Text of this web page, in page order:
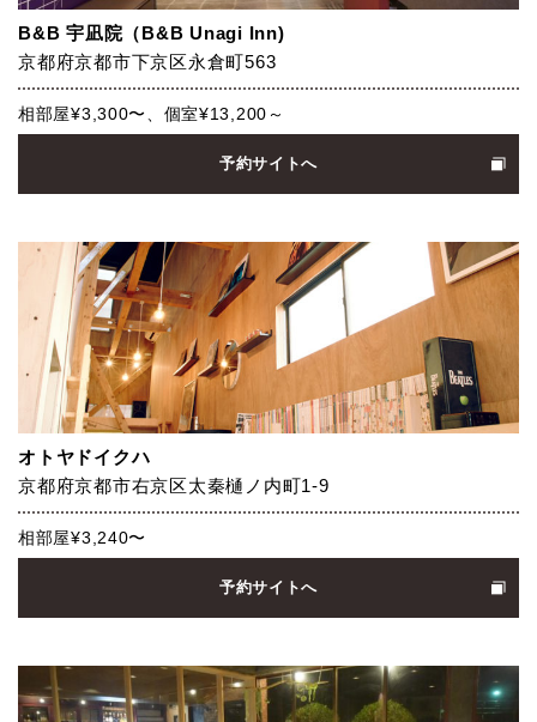
B&B 宇凪院（B&B Unagi Inn)
京都府京都市下京区永倉町563
相部屋¥3,300〜、個室¥13,200～
予約サイトへ
オトヤドイクハ
京都府京都市右京区太秦樋ノ内町1-9
相部屋¥3,240〜
予約サイトへ